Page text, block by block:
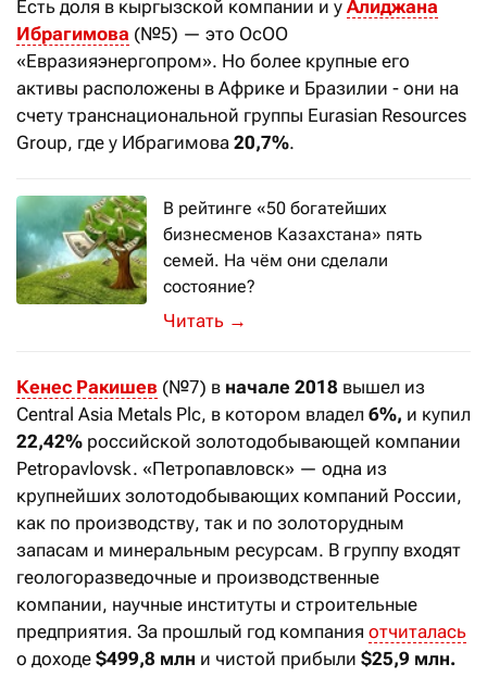
Есть доля в кыргызской компании и у Алиджана
Ибрагимова (№5) — это ОсОО
«Евразияэнергопром». Но более крупные его
активы расположены в Африке и Бразилии - они на
счету транснациональной группы Eurasian Resources
Group, где у Ибрагимова 20,7%.
В рейтинге «50 богатейших
бизнесменов Казахстана» пять
семей. На чём они сделали
состояние?
Среди членов самых обеспеченных
→
Кенес Ракишев (№7) в начале 2018 вышел из
Central Asia Metals Plc, в котором владел 6%, и купил
22,42% российской золотодобывающей компании
Petropavlovsk. «Петропавловск» — одна из
крупнейших золотодобывающих компаний России,
как по производству, так и по золоторудным
запасам и минеральным ресурсам. В группу входят
геологоразведочные и производственные
компании, научные институты и строительные
предприятия. За прошлый год компания отчиталась
о доходе $499,8 млн и чистой прибыли $25,9 млн.